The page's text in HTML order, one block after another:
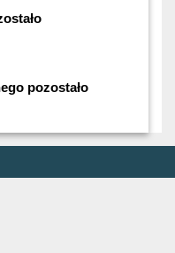
pozostało